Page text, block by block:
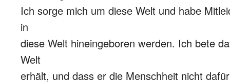
Ich sorge mich um diese Welt und habe
in
diese Welt hineingeboren werden. Ich bete
Welt
erhält, und dass er die Menschheit nicht